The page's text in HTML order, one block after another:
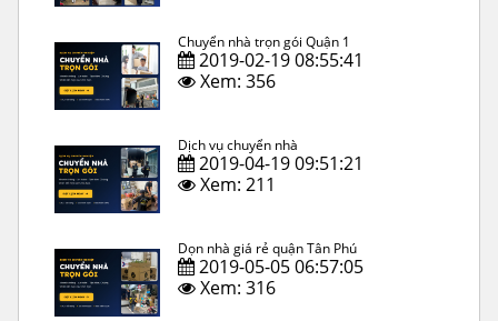
Chuyển nhà trọn gói Quận 1
2019-02-19 08:55:41
Xem: 356
Dịch vụ chuyển nhà
2019-04-19 09:51:21
Xem: 211
Dọn nhà giá rẻ quận Tân Phú
2019-05-05 06:57:05
Xem: 316